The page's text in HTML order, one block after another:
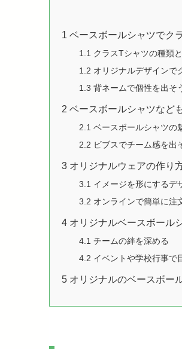
1 ベースボールシャツでク
1.1 クラスTシャツの種類
1.2 オリジナルデザインで
1.3 背ネームで個性を出そ
2 ベースボールシャツなど
2.1 ベースボールシャツの
2.2 ビブスでチーム感を出
3 オリジナルウェアの作り
3.1 イメージを形にするデ
3.2 オンラインで簡単に注
4 オリジナルベースボール
4.1 チームの絆を深める
4.2 イベントや学校行事で
5 オリジナルのベースボー